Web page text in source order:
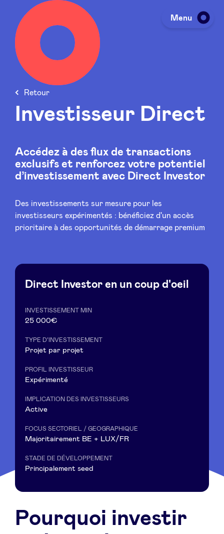
Menu
Investir
Lever des fonds
Agenda
À propos
Avantages
BeAngels Academy
BeAngels Luxembourg
NXT Brussels - Groupe d'investissement
Pooling Services
Sponsors
Privacy Policy
BeAngels x PMV
Retour
Investisseur Direct
Accédez à des flux de transactions
exclusifs et renforcez votre potentiel
d’investissement avec Direct Investor
Des investissements sur mesure pour les
investisseurs expérimentés : bénéficiez d'un accès
prioritaire à des opportunités de démarrage premium
Direct Investor en un coup d'oeil
INVESTISSEMENT MIN
25 000€
TYPE D’INVESTISSEMENT
Projet par projet
PROFIL INVESTISSEUR
Expérimenté
IMPLICATION DES INVESTISSEURS
Active
FOCUS SECTORIEL / GEOGRAPHIQUE
Majoritairement BE + LUX/FR
STADE DE DÉVELOPPEMENT
Principalement seed
Pourquoi investir